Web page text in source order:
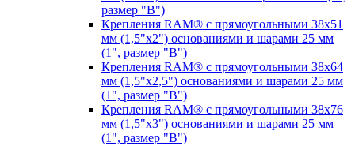
размер "B")
Крепления RAM® с прямоугольными 38х51
мм (1,5"х2") основаниями и шарами 25 мм
(1", размер "B")
Крепления RAM® с прямоугольными 38х64
мм (1,5"х2,5") основаниями и шарами 25 мм
(1", размер "B")
Крепления RAM® с прямоугольными 38х76
мм (1,5"х3") основаниями и шарами 25 мм
(1", размер "B")